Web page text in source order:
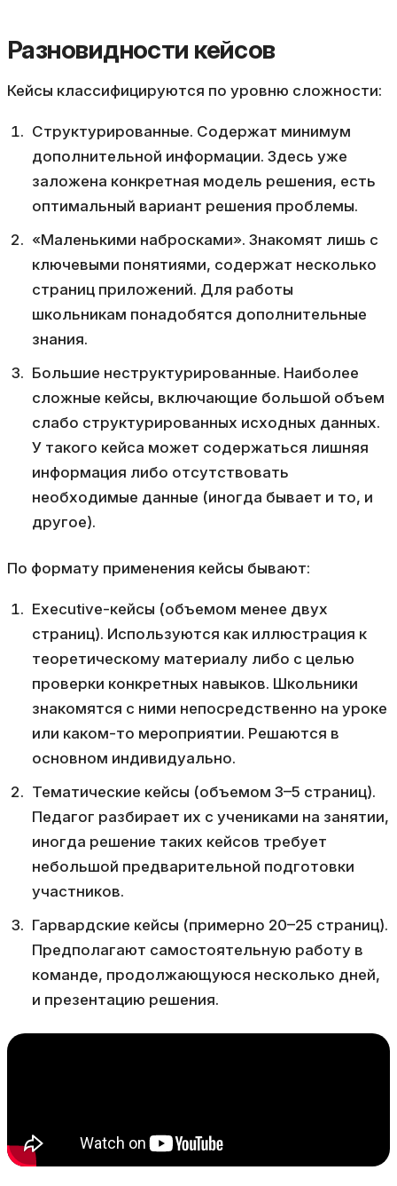
Разновидности кейсов
Кейсы классифицируются по уровню сложности:
Структурированные. Содержат минимум
дополнительной информации. Здесь уже
заложена конкретная модель решения, есть
оптимальный вариант решения проблемы.
«Маленькими набросками». Знакомят лишь с
ключевыми понятиями, содержат несколько
страниц приложений. Для работы
школьникам понадобятся дополнительные
знания.
Большие неструктурированные. Наиболее
сложные кейсы, включающие большой объем
слабо структурированных исходных данных.
У такого кейса может содержаться лишняя
информация либо отсутствовать
необходимые данные (иногда бывает и то, и
другое).
По формату применения кейсы бывают:
Executive-кейсы (объемом менее двух
страниц). Используются как иллюстрация к
теоретическому материалу либо с целью
проверки конкретных навыков. Школьники
знакомятся с ними непосредственно на уроке
или каком-то мероприятии. Решаются в
основном индивидуально.
Тематические кейсы (объемом 3–5 страниц).
Педагог разбирает их с учениками на занятии,
иногда решение таких кейсов требует
небольшой предварительной подготовки
участников.
Гарвардские кейсы (примерно 20–25 страниц).
Предполагают самостоятельную работу в
команде, продолжающуюся несколько дней,
и презентацию решения.